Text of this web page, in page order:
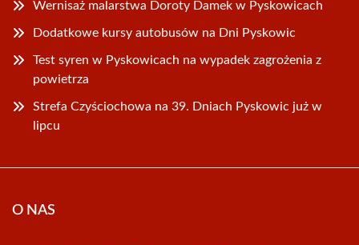
Wernisaż malarstwa Doroty Damek w Pyskowicach
Dodatkowe kursy autobusów na Dni Pyskowic
Test syren w Pyskowicach na wypadek zagrożenia z
powietrza
Strefa Czyściochowa na 39. Dniach Pyskowic już w
lipcu
O NAS